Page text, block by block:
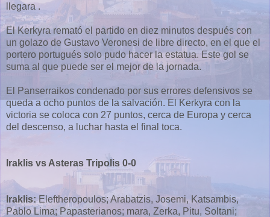
llegara .
El Kerkyra remató el partido en diez minutos después con
un golazo de Gustavo Veronesi de libre directo, en el que el
portero portugués solo pudo hacer la estatua. Este gol se
suma al que puede ser el mejor de la jornada.
El Panserraikos condenado por sus errores defensivos se
queda a ocho puntos de la salvación. El Kerkyra con la
victoria se coloca con 27 puntos, cerca de Europa y cerca
del descenso, a luchar hasta el final toca.
Iraklis vs Asteras Tripolis 0-0
Iraklis:Eleftheropoulos; Arabatzis, Josemi, Katsambis,
Pablo Lima; Papasterianos; mara, Zerka, Pitu, Soltani;